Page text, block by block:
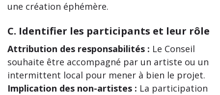
une création éphémère.
C. Identifier les participants et leur rôle
Attribution des responsabilités : Le Conseil
souhaite être accompagné par un artiste ou un
intermittent local pour mener à bien le projet.
Implication des non-artistes : La participation